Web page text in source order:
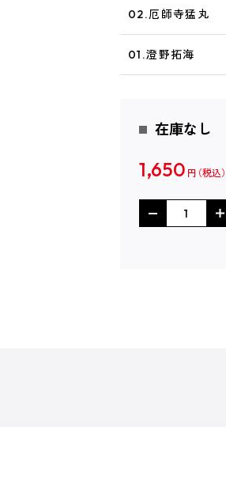
02.厄師寺猛丸
01.澄野拓海
在庫なし
1,650 円